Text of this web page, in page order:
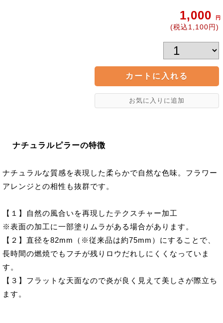
1,000 円
(税込1,100円)
ナチュラルピラーの特徴
ナチュラルな質感を表現した柔らかで自然な色味。フラワー
アレンジとの相性も抜群です。
【１】自然の風合いを再現したテクスチャー加工
※表面の加工に一部塗りムラがある場合があります。
【２】直径を82mm（※従来品は約75mm）にすることで、
長時間の燃焼でもフチが残りロウだれしにくくなっていま
す。
【３】フラットな天面なので炎が良く見えて美しさが際立ち
ます。